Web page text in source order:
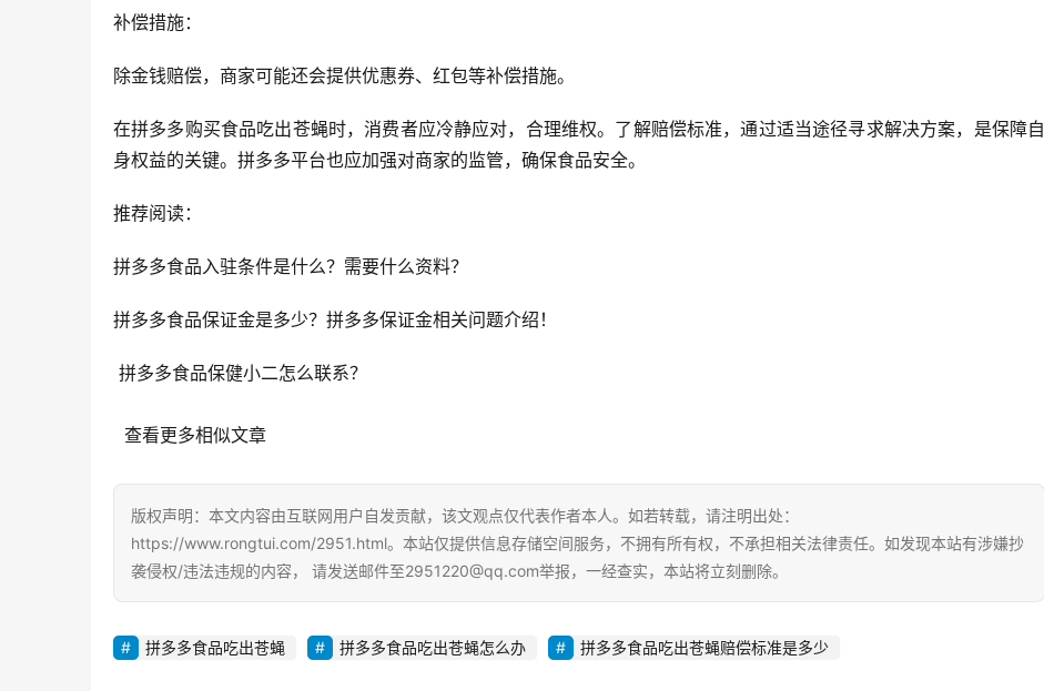
补偿措施：
除金钱赔偿，商家可能还会提供优惠券、红包等补偿措施。
在拼多多购买食品吃出苍蝇时，消费者应冷静应对，合理维权。了解赔偿标准，通过适当途径寻求解决方案，是保障自
身权益的关键。拼多多平台也应加强对商家的监管，确保食品安全。
推荐阅读：
拼多多食品入驻条件是什么？需要什么资料？
拼多多食品保证金是多少？拼多多保证金相关问题介绍！
拼多多食品保健小二怎么联系？
  查看更多相似文章
版权声明：本文内容由互联网用户自发贡献，该文观点仅代表作者本人。如若转载，请注明出处：
https://www.rongtui.com/2951.html。本站仅提供信息存储空间服务，不拥有所有权，不承担相关法律责任。如发现本站有涉嫌抄
袭侵权/违法违规的内容， 请发送邮件至2951220@qq.com举报，一经查实，本站将立刻删除。
拼多多食品吃出苍蝇 拼多多食品吃出苍蝇怎么办 拼多多食品吃出苍蝇赔偿标准是多少